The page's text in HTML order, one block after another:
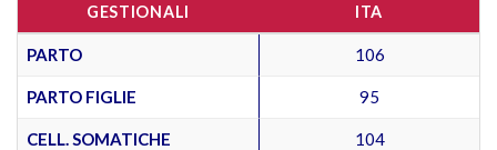
GESTIONALI ITA
PARTO 106
PARTO FIGLIE 95
CELL. SOMATICHE 104